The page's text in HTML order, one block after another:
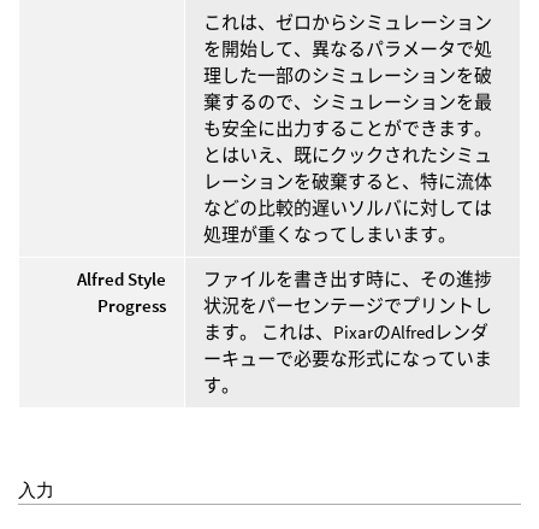
これは、ゼロからシミュレーション
を開始して、異なるパラメータで処
理した一部のシミュレーションを破
棄するので、シミュレーションを最
も安全に出力することができます。
とはいえ、既にクックされたシミュ
レーションを破棄すると、特に流体
などの比較的遅いソルバに対しては
処理が重くなってしまいます。
Alfred Style
Progress
ファイルを書き出す時に、その進捗
状況をパーセンテージでプリントし
ます。 これは、PixarのAlfredレンダ
ーキューで必要な形式になっていま
す。
入力